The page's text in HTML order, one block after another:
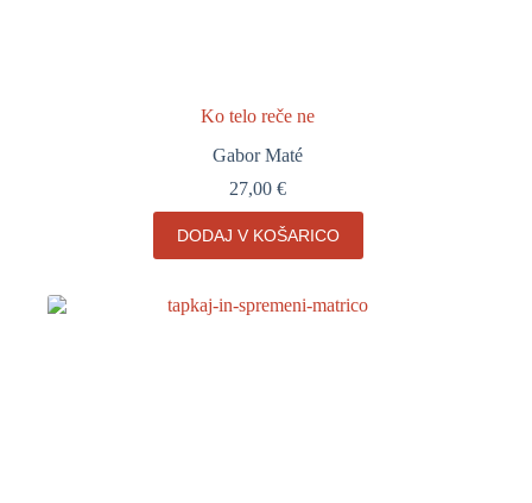
Ko telo reče ne
Gabor Maté
27,00€
DODAJ V KOŠARICO